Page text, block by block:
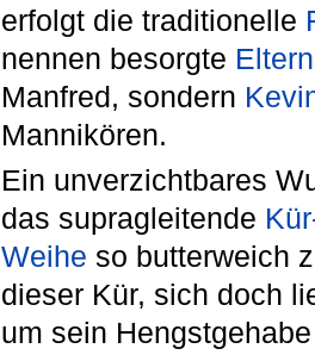
erfolgt die traditionelle
nennen besorgte Eltern
Manfred, sondern
Mannikören.
Ein unverzichtbares
das supragleitende
Weihe so butterweich
dieser Kür, sich doch
um sein